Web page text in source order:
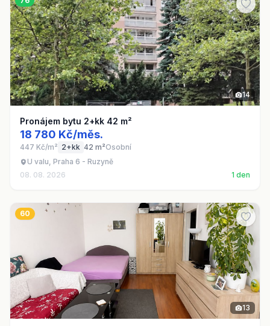
14
Pronájem bytu 2+kk 42 m²
18 780 Kč/měs.
447 Kč/m² 2+kk 42 m²Osobní
U valu, Praha 6 - Ruzyně
08. 08. 2026
1 den
60
13